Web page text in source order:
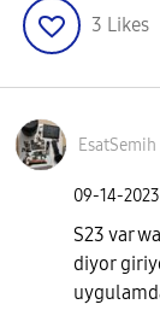
3 Likes
EsatSemih
‎09-14-2023
S23 var
diyor